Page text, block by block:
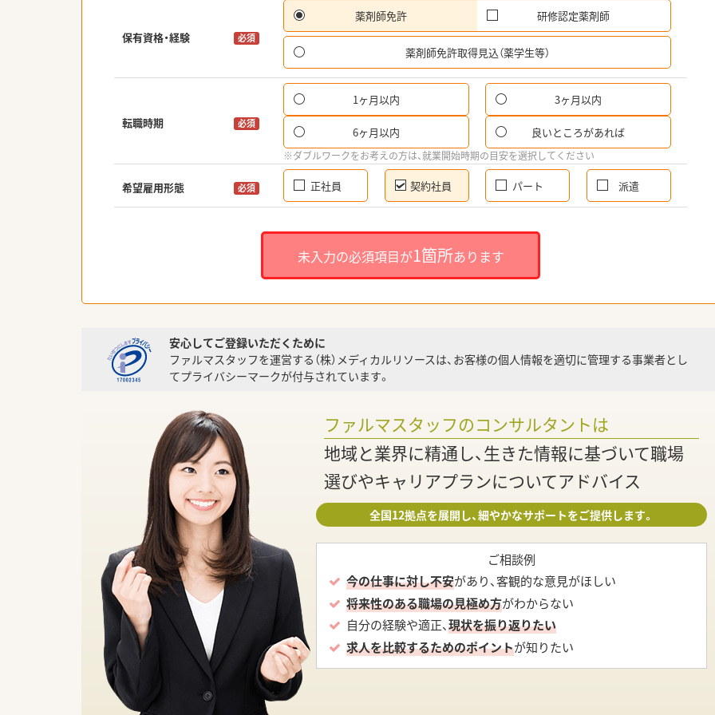
保有資格・経験 必須
薬剤師免許 研修認定薬剤師
薬剤師免許取得見込（薬学生等）
転職時期 必須
1ヶ月以内 3ヶ月以内
6ヶ月以内 良いところがあれば
※ダブルワークをお考えの方は、就業開始時期の目安を選択してください
希望雇用形態 必須 正社員 契約社員 パート 派遣
未入力の必須項目が1箇所あります
安心してご登録いただくために
ファルマスタッフを運営する（株）メディカルリソースは、お客様の個人情報を適切に管理する事業者とし
てプライバシーマークが付与されています。
ファルマスタッフのコンサルタントは
地域と業界に精通し、生きた情報に基づいて職場
選びやキャリアプランについてアドバイス
全国12拠点を展開し、細やかなサポートをご提供します。
ご相談例
今の仕事に対し不安があり、客観的な意見がほしい
将来性のある職場の見極め方がわからない
自分の経験や適正、現状を振り返りたい
求人を比較するためのポイントが知りたい